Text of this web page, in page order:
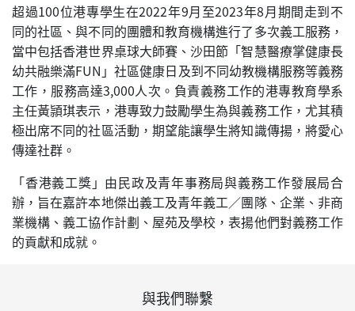
超過100位港專學生在2022年9月至2023年8月期間走到不
同的社區、與不同的團體和教育機構進行了多次義工服務，
當中包括香港世界桌球大師賽、沙田節「智慧醫療掌健康長
幼共融樂滿FUN」社區健康日及到不同幼教機構服務等義務
工作，服務高達3,000人次。負責義務工作的港專教育學系
主任黃頴琪表示，港專致力鼓勵學生為與義務工作，尤其積
極出席不同的社區活動，期望能讓學生將知識傳揚，將愛心
傳達社群。
「香港義工獎」由民政及青年事務局與義務工作發展局合
辦，旨在嘉許本地傑出義工及青年義工／團隊、企業、非商
業機構、義工協作計劃、屋苑及學校，表揚他們對義務工作
的貢獻和成就。
與我們聯繫